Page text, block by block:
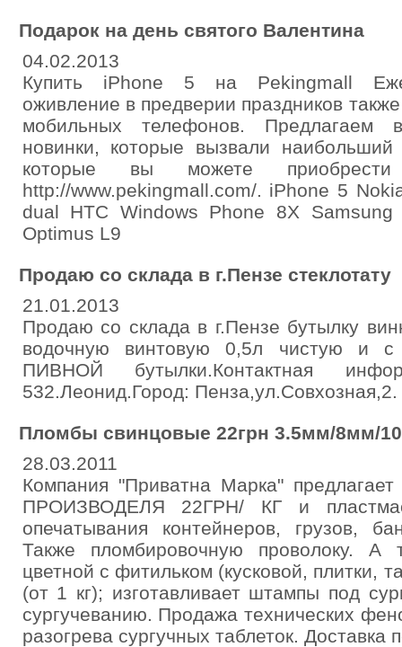
Подарок на день святого Валентина
04.02.2013
Купить iPhone 5 на Pekingmall
оживление в предверии праздников
мобильных телефонов. Предлагаем
новинки, которые вызвали
которые вы можете
http://www.pekingmall.com/. iPhone 5
dual HTC Windows Phone 8X
Optimus L9
Продаю со склада в г.Пензе стеклотату
21.01.2013
Продаю со склада в г.Пензе бутылку
водочную винтовую 0,5л чистую и с
ПИВНОЙ бутылки.Контактная
532.Леонид.Город: Пенза,ул.Совхозная,2.
Пломбы свинцовые 22грн 3.5мм/8мм/
28.03.2011
Компания "Приватна Марка"
ПРОИЗВОДЕЛЯ 22ГРН/ КГ и
опечатывания контейнеров, грузов,
Также пломбировочную проволоку. А
цветной с фитильком (кусковой, плитки,
(от 1 кг); изготавливает штампы под
сургучеванию. Продажа технических
разогрева сургучных таблеток. Доставка